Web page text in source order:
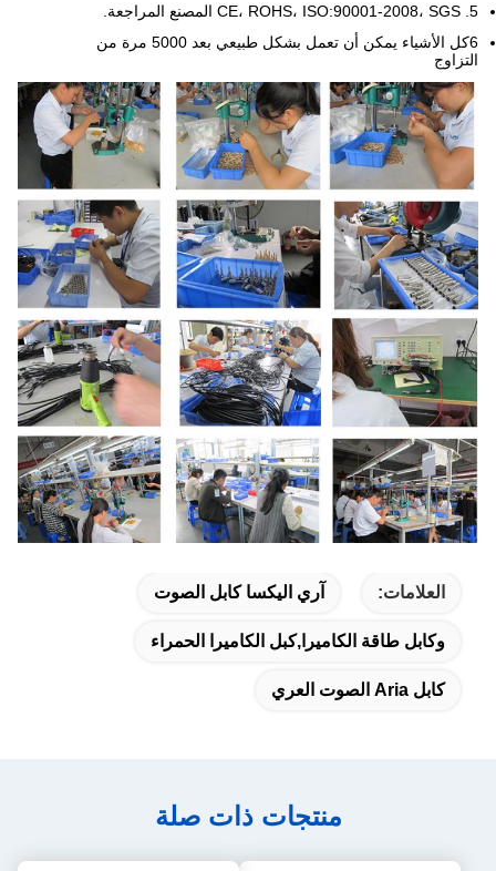
5. CE، ROHS، ISO:90001-2008، SGS المصنع المراجعة.
6كل الأشياء يمكن أن تعمل بشكل طبيعي بعد 5000 مرة من
التزاوج
العلامات: آري اليكسا كابل الصوت
وكابل طاقة الكاميرا,كبل الكاميرا الحمراء
كابل Aria الصوت العري
منتجات ذات صلة